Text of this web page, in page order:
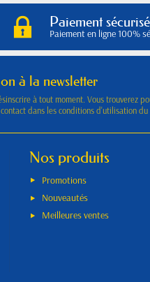
Paiement sécurisé
Paiement en ligne 100%
à la newsletter
à tout moment. Vous trouverez
dans les conditions d'utilisation du
Nos produits
Promotions
Nouveautés
Meilleures ventes